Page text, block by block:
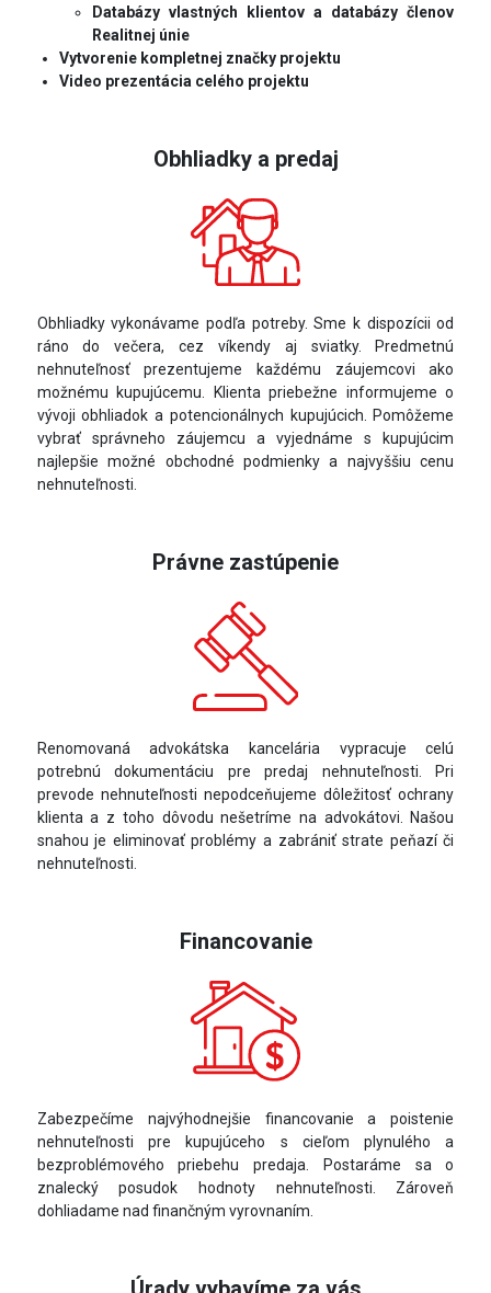
Databázy vlastných klientov a databázy členov
Realitnej únie
Vytvorenie kompletnej značky projektu
Video prezentácia celého projektu
Obhliadky a predaj
Obhliadky vykonávame podľa potreby. Sme k dispozícii od
ráno do večera, cez víkendy aj sviatky. Predmetnú
nehnuteľnosť prezentujeme každému záujemcovi ako
možnému kupujúcemu. Klienta priebežne informujeme o
vývoji obhliadok a potencionálnych kupujúcich. Pomôžeme
vybrať správneho záujemcu a vyjednáme s kupujúcim
najlepšie možné obchodné podmienky a najvyššiu cenu
nehnuteľnosti.
Právne zastúpenie
Renomovaná advokátska kancelária vypracuje celú
potrebnú dokumentáciu pre predaj nehnuteľnosti. Pri
prevode nehnuteľnosti nepodceňujeme dôležitosť ochrany
klienta a z toho dôvodu nešetríme na advokátovi. Našou
snahou je eliminovať problémy a zabrániť strate peňazí či
nehnuteľnosti.
Financovanie
Zabezpečíme najvýhodnejšie financovanie a poistenie
nehnuteľnosti pre kupujúceho s cieľom plynulého a
bezproblémového priebehu predaja. Postaráme sa o
znalecký posudok hodnoty nehnuteľnosti. Zároveň
dohliadame nad finančným vyrovnaním.